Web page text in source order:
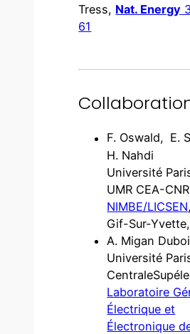
Tress, Nat. Energy
61
F. Oswald, E.
H. Nahdi
Université
UMR CEA-
NIMBE/LICSEN
Gif-Sur-
A. Migan
Université
Laboratoire
Électrique et
Électronique